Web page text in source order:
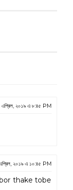
এপ্রিল, ২০১৯ এ ৮:৪৫ PM
২০১৯ এ ১০:৪৫ PM
thake tobe